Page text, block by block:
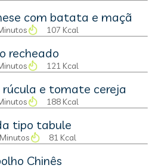
com batata e maçã
107 Kcal
recheado
121 Kcal
rúcula e tomate cereja
188 Kcal
tipo tabule
81 Kcal
Chinês